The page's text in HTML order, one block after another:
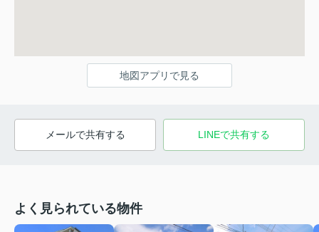
地図アプリで見る
メールで共有する LINEで共有する
よく見られている物件